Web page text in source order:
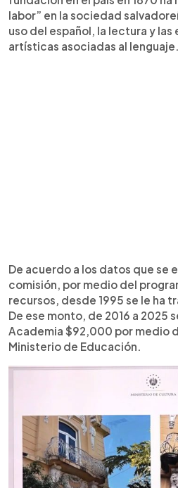
labor” en la sociedad
uso del español, la lectura y
artísticas asociadas al lenguaje.
De acuerdo a los datos que se
comisión, por medio del
recursos, desde 1995 se le ha
De ese monto, de 2016 a 2025
Academia $92,000 por medio
Ministerio de Educación.